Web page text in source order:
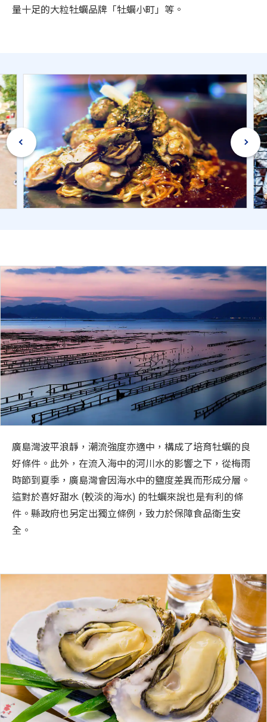
關閉
量十足的大粒牡蠣品牌「牡蠣小町」等。
廣島灣波平浪靜，潮流強度亦適中，構成了培育牡蠣的良
好條件。此外，在流入海中的河川水的影響之下，從梅雨
時節到夏季，廣島灣會因海水中的鹽度差異而形成分層。
這對於喜好甜水 (較淡的海水) 的牡蠣來說也是有利的條
件。縣政府也另定出獨立條例，致力於保障食品衛生安
全。